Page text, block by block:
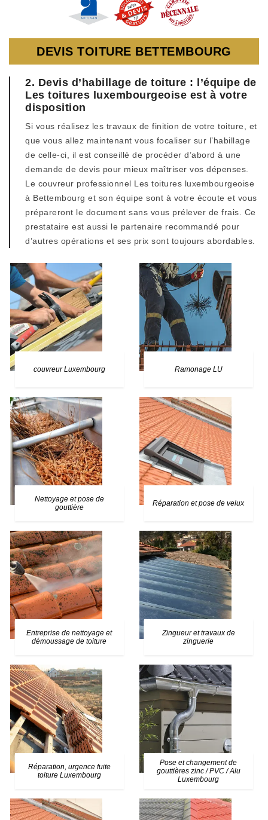
DEVIS TOITURE BETTEMBOURG
2. Devis d’habillage de toiture : l’équipe de
Les toitures luxembourgeoise est à votre
disposition
Si vous réalisez les travaux de finition de votre toiture, et
que vous allez maintenant vous focaliser sur l’habillage
de celle-ci, il est conseillé de procéder d’abord à une
demande de devis pour mieux maîtriser vos dépenses.
Le couvreur professionnel Les toitures luxembourgeoise
à Bettembourg et son équipe sont à votre écoute et vous
prépareront le document sans vous prélever de frais. Ce
prestataire est aussi le partenaire recommandé pour
d’autres opérations et ses prix sont toujours abordables.
couvreur Luxembourg Ramonage LU
Nettoyage et pose de
gouttière
Réparation et pose de velux
Entreprise de nettoyage et
démoussage de toiture
Zingueur et travaux de
zinguerie
Réparation, urgence fuite
toiture Luxembourg
Pose et changement de
gouttières zinc / PVC / Alu
Luxembourg